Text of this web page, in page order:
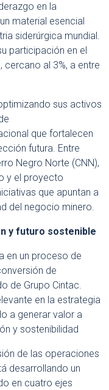
en la
material esencial
siderúrgica mundial.
participación en el
al 3%, a entre
sus activos
que fortalecen
futura. Entre
Negro Norte (CNN),
y el proyecto
que apuntan a
del negocio minero.
y futuro sostenible
en un proceso de
de
de Grupo Cintac.
en la estrategia
a generar valor a
y sostenibilidad
de las operaciones
desarrollando un
en cuatro ejes